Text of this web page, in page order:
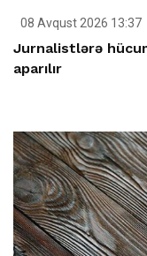
08 Avqust 2026 13:37
Jurnalistlərə
aparılır